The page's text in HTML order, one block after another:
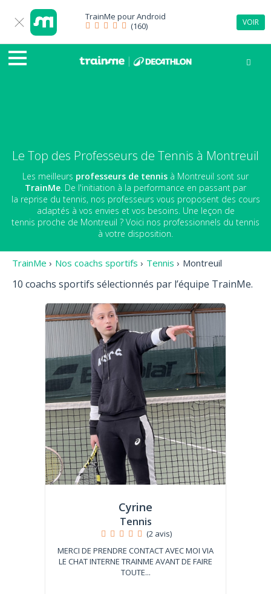
TrainMe pourAndroid
(160)
VOIR
Le Top des Professeurs de Tennis à Montreuil
Les meilleurs professeurs de tennis à Montreuil sont sur
TrainMe . De l'initiation à la performance en passant par
la reprise du tennis, nos professeurs vous proposent des cours
adaptés à vos envies et vos besoins. Une leçon de
tennis proche de Montreuil ? Voici nos professionnels du tennis
à votre disposition.
TrainMe › Nos coachs sportifs › Tennis › Montreuil
10 coachs sportifs sélectionnés par l’équipe TrainMe.
Cyrine
Tennis
(2 avis)
MERCI DE PRENDRE CONTACT AVEC MOI VIA
LE CHAT INTERNE TRAINME AVANT DE FAIRE
TOUTE...